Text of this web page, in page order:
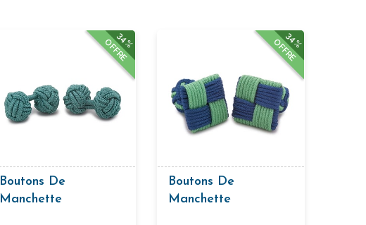
34%
OFFRE
Boutons De
Manchette
34%
OFFRE
Boutons De
Manchette